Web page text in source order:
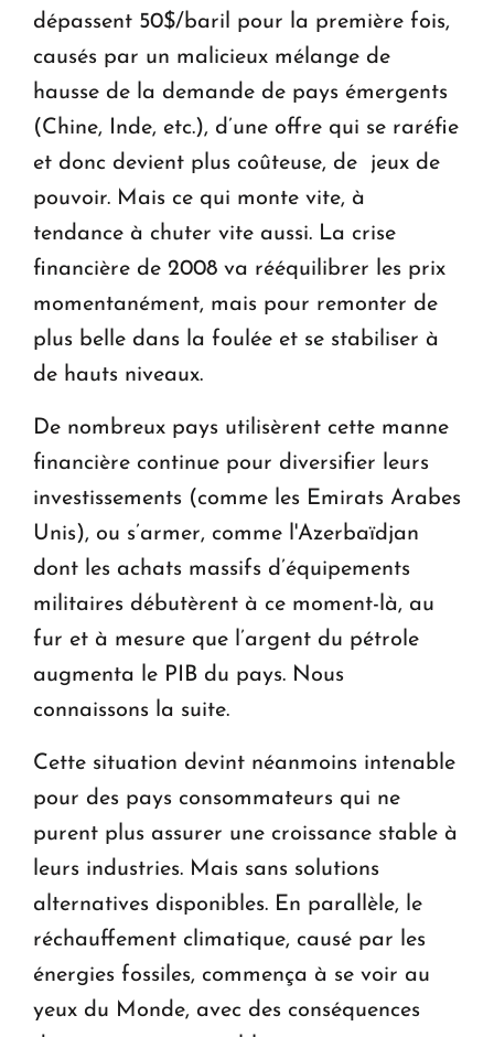
dépassent 50$/baril pour la première fois,
causés par un malicieux mélange de
hausse de la demande de pays émergents
(Chine, Inde, etc.), d’une offre qui se raréfie
et donc devient plus coûteuse, de jeux de
pouvoir. Mais ce qui monte vite, à
tendance à chuter vite aussi. La crise
financière de 2008 va rééquilibrer les prix
momentanément, mais pour remonter de
plus belle dans la foulée et se stabiliser à
de hauts niveaux.
De nombreux pays utilisèrent cette manne
financière continue pour diversifier leurs
investissements (comme les Emirats Arabes
Unis), ou s’armer, comme l'Azerbaïdjan
dont les achats massifs d’équipements
militaires débutèrent à ce moment-là, au
fur et à mesure que l’argent du pétrole
augmenta le PIB du pays. Nous
connaissons la suite.
Cette situation devint néanmoins intenable
pour des pays consommateurs qui ne
purent plus assurer une croissance stable à
leurs industries. Mais sans solutions
alternatives disponibles. En parallèle, le
réchauffement climatique, causé par les
énergies fossiles, commença à se voir au
yeux du Monde, avec des conséquences